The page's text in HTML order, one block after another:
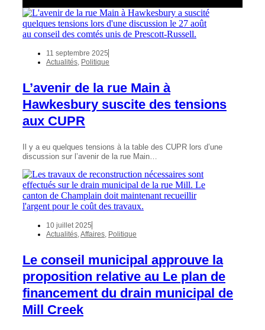
11 septembre 2025
Actualités Politique
L’avenir de la rue Main à
Hawkesbury suscite des tensions
aux CUPR
Il y a eu quelques tensions à la table des CUPR lors d’une
discussion sur l’avenir de la rue Main…
10 juillet 2025
Actualités Affaires Politique
Le conseil municipal approuve la
proposition relative au Le plan de
financement du drain municipal de
Mill Creek